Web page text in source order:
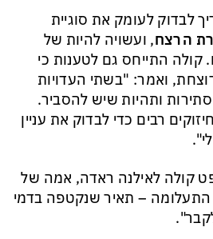
לבדוק לעומק את סוגיית
הרצח, ועשויה להיות של
קולה התייחס גם לטענות כי
ואמר: "בשתי העדויות
ותהיות שיש להסביר.
רבים כדי לבדוק את עניין
קולה לאילנה ראדה, אמה של
התעלומה – תאיר שנקטפה בדמי